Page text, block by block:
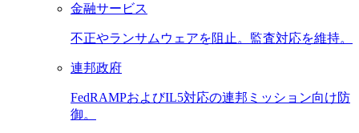
金融サービス
不正やランサムウェアを阻止。監査対応を維持。
連邦政府
FedRAMPおよびIL5対応の連邦ミッション向け防
御。